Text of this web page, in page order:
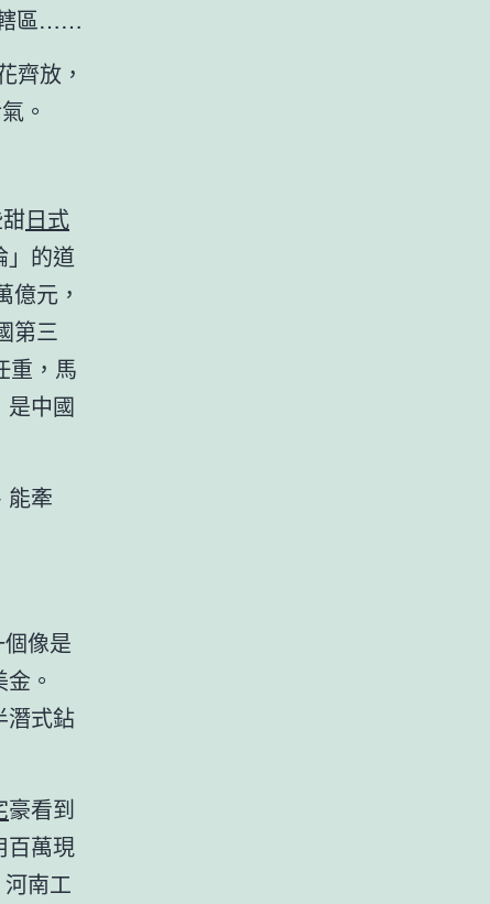
轄區……
齊放，
。
日式
」的道
億元，
第三
重，馬
是中國
能牽
像是
。
潛式鉆
豪看到
百萬現
南工